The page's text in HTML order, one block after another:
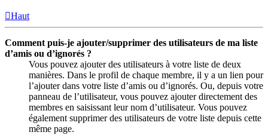
Haut
Comment puis-je ajouter/supprimer des utilisateurs de ma liste
d’amis ou d’ignorés ?
Vous pouvez ajouter des utilisateurs à votre liste de deux
manières. Dans le profil de chaque membre, il y a un lien pour
l’ajouter dans votre liste d’amis ou d’ignorés. Ou, depuis votre
panneau de l’utilisateur, vous pouvez ajouter directement des
membres en saisissant leur nom d’utilisateur. Vous pouvez
également supprimer des utilisateurs de votre liste depuis cette
même page.